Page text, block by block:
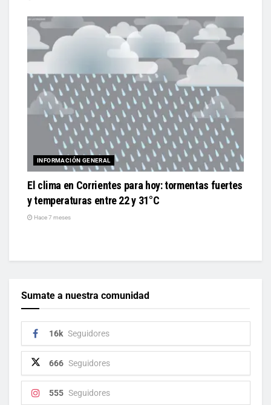
INFORMACIÓN GENERAL
El clima en Corrientes para hoy: tormentas fuertes
y temperaturas entre 22 y 31°C
Hace 7 meses
Sumate a nuestra comunidad
16k Seguidores
666 Seguidores
555 Seguidores